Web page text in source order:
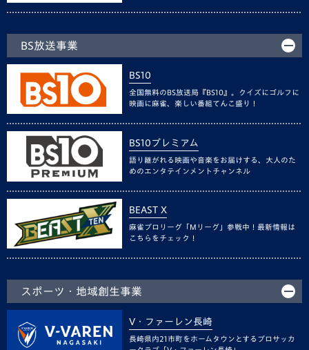
BS放送事業
BS10
全国無料のBS放送局『BS10』。クイズにゴルフに
映画に麻雀、楽しい番組てんこ盛り！
BS10プレミアム
語り継がれる映画や音楽をお届けする、大人のた
めのエンタテインメントチャンネル
BEAST X
麻雀プロリーグ「Mリーグ」参戦中！最新情報は
こちらをチェック！
スポーツ・地域創生事業
V・ファーレン長崎
長崎県内21市町をホームタウンとするプロサッカ